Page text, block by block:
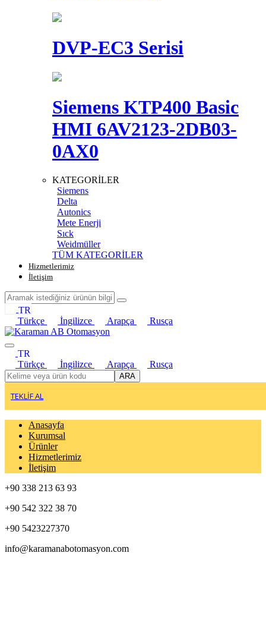
DVP-EC3 Serisi
Siemens KTP400 Basic
HMI 6AV2123-2DB03-
0AX0
KATEGORİLER
Siemens
Delta
Autonics
Mete Enerji
Sıck
Weidmüller
TÜM KATEGORİLER
Hizmetlerimiz
İletişim
TR
Türkçe
İngilizce Arapça Rusça
TR
Türkçe
İngilizce Arapça Rusça
ARA
TEKLİF AL
Anasayfa
Kurumsal
Ürünler
Hizmetlerimiz
İletişim
+90 338 213 63 93
+90 542 322 38 70
+90 5423227370
info@karamanabotomasyon.com